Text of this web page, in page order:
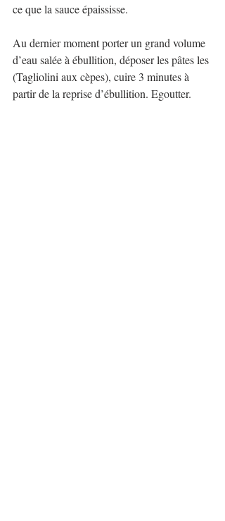
ce que la sauce épaississe.
Au dernier moment porter un grand volume
d’eau salée à ébullition, déposer les pâtes les
(Tagliolini aux cèpes), cuire 3 minutes à
partir de la reprise d’ébullition. Egoutter.